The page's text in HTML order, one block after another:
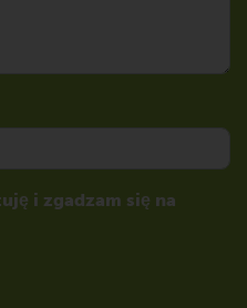
i zgadzam się na